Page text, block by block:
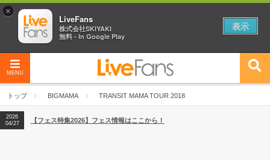
MENU
トップ BIGMAMA TRANSIT MAMA TOUR 2018
2026
04/27
2026
【ライブ動員ランキング】2026年上半期編発表！
2026
04/27
【フェス特集2026】フェス情報はここから！
×
LiveFans
株式会社SKIYAKI
無料 - In Google Play
表示